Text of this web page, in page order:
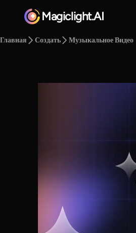
Magiclight.AI
Главная Создать Музыкальное Видео